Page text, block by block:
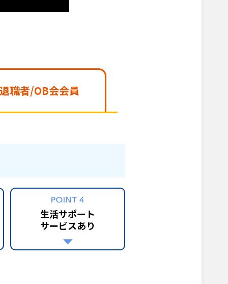
職者/OB会会員
生活サポート
サービスあり